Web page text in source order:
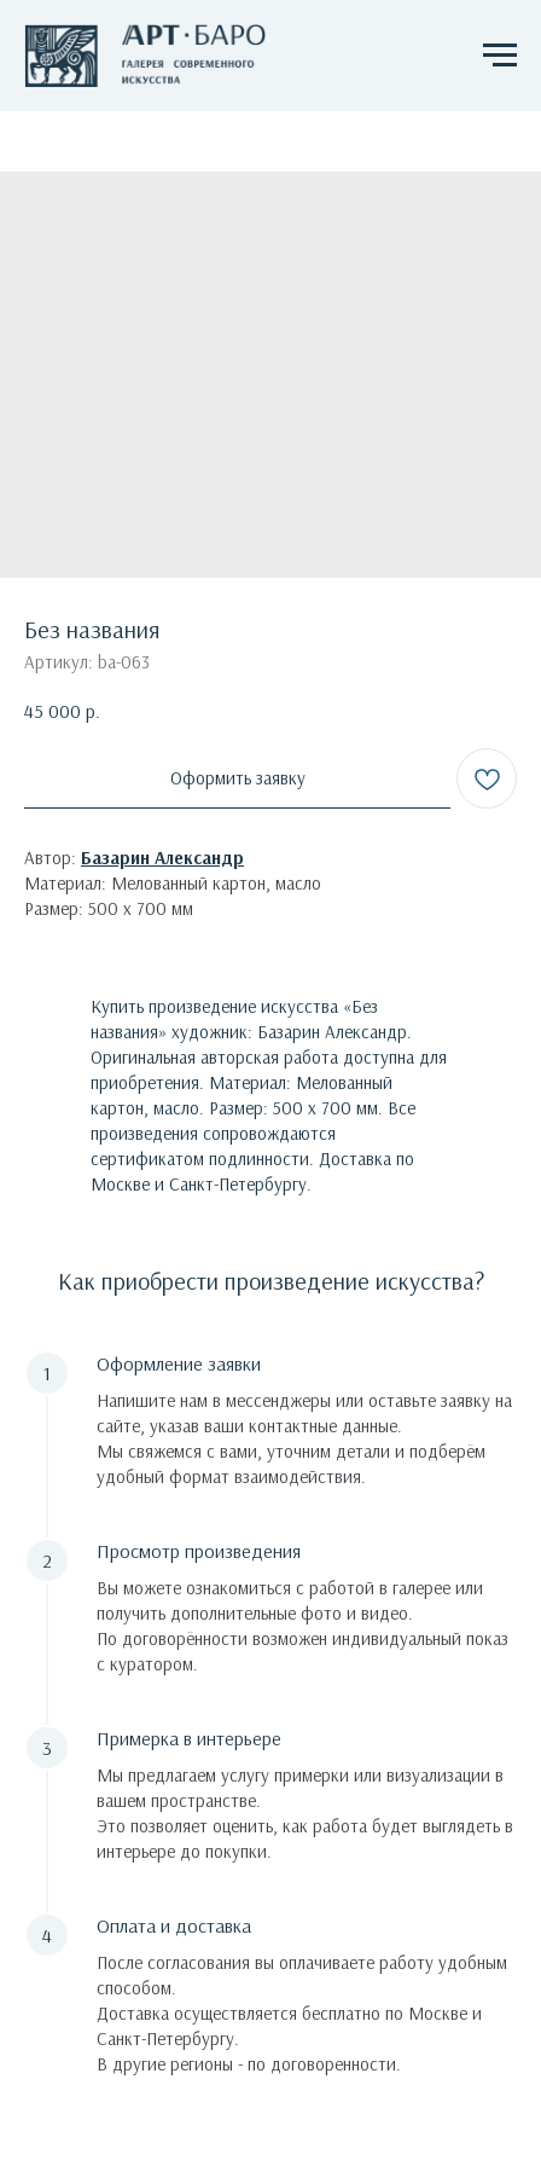
Без названия
Артикул: ba-063
45 000 р.
Оформить заявку
Автор: Базарин Александр
Материал: Мелованный картон, масло
Размер: 500 х 700 мм
Купить произведение искусства «Без
названия» художник: Базарин Александр.
Оригинальная авторская работа доступна для
приобретения. Материал: Мелованный
картон, масло. Размер: 500 х 700 мм. Все
произведения сопровождаются
сертификатом подлинности. Доставка по
Москве и Санкт-Петербургу.
Как приобрести произведение искусства?
Оформление заявки
Напишите нам в мессенджеры или оставьте заявку на
сайте, указав ваши контактные данные.
Мы свяжемся с вами, уточним детали и подберём
удобный формат взаимодействия.
Просмотр произведения
Вы можете ознакомиться с работой в галерее или
получить дополнительные фото и видео.
По договорённости возможен индивидуальный показ
с куратором.
Примерка в интерьере
Мы предлагаем услугу примерки или визуализации в
вашем пространстве.
Это позволяет оценить, как работа будет выглядеть в
интерьере до покупки.
Оплата и доставка
После согласования вы оплачиваете работу удобным
способом.
Доставка осуществляется бесплатно по Москве и
Санкт-Петербургу.
В другие регионы - по договоренности.